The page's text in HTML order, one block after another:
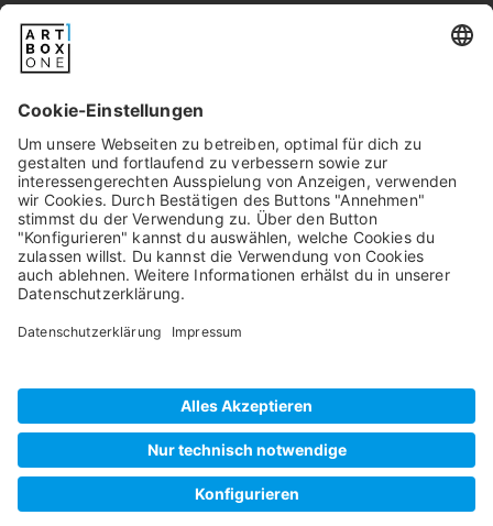
Pixum
Widerrufsbelehrung
Datenschutz
AGB/Kundeninfos
Impressum
©2026artboxONE